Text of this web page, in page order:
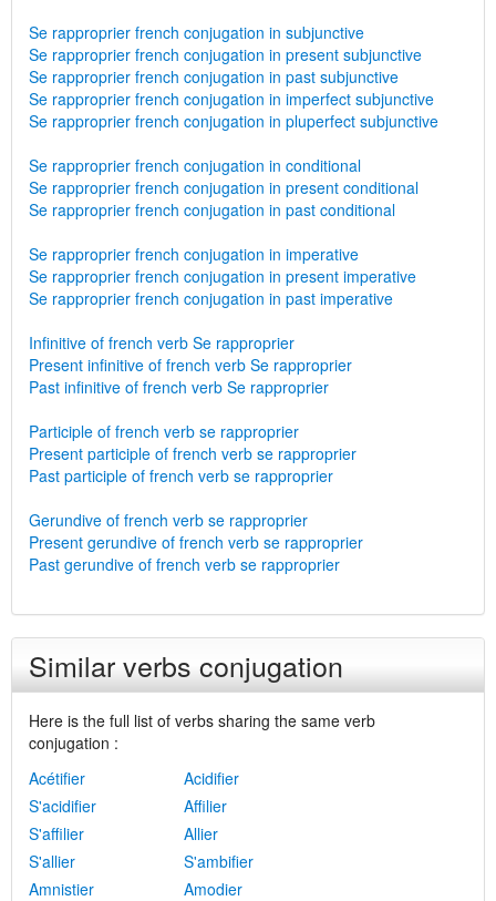
Se rapproprier french conjugation in subjunctive
Se rapproprier french conjugation in present subjunctive
Se rapproprier french conjugation in past subjunctive
Se rapproprier french conjugation in imperfect subjunctive
Se rapproprier french conjugation in pluperfect subjunctive
Se rapproprier french conjugation in conditional
Se rapproprier french conjugation in present conditional
Se rapproprier french conjugation in past conditional
Se rapproprier french conjugation in imperative
Se rapproprier french conjugation in present imperative
Se rapproprier french conjugation in past imperative
Infinitive of french verb Se rapproprier
Present infinitive of french verb Se rapproprier
Past infinitive of french verb Se rapproprier
Participle of french verb se rapproprier
Present participle of french verb se rapproprier
Past participle of french verb se rapproprier
Gerundive of french verb se rapproprier
Present gerundive of french verb se rapproprier
Past gerundive of french verb se rapproprier
Similar verbs conjugation
Here is the full list of verbs sharing the same verb
conjugation :
Acétifier
Acidifier
S'acidifier
Affilier
S'affilier
Allier
S'allier
S'ambifier
Amnistier
Amodier